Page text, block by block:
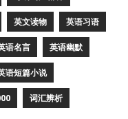
英文读物 英语习语
语名言 英语幽默
语短篇小说
词汇辨析